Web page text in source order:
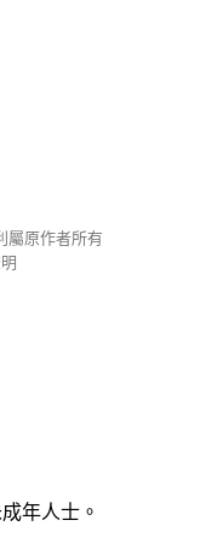
屬原作者所有
年人士。